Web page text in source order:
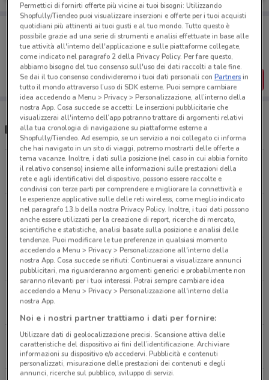
Porta DoveConviene sempre con te!
Puoi trovare le migliori offerte dei negozi vicino a te,
salvarle e creare la tua lista del risparmio, comodamente
dal tuo cellulare.
SCARICA L’APP
Negozi Foto Digital Discount nelle vicinanze
Via Giulio Romano, 20 Roma
890 m
CHIUSO
Via Gioacchino Belli, 52 Roma
3.2 km
CHIUSO
Via Salaria, 93 Roma
4.1 km
CHIUSO
Via Delle Iv Fontane, 113/A Roma
Via Panisperna, 49 Roma
5 km
Permettici di fornirti offerte più vicine ai tuoi bisogni: Utilizzando
Shopfully/Tiendeo puoi visualizzare inserzioni e offerte per i tuoi acquisti
quotidiani più attinenti ai tuoi gusti e al tuo mondo. Tutto questo è
possibile grazie ad una serie di strumenti e analisi effettuate in base alle
tue attività all'interno dell'applicazione e sulle piattaforme collegate,
come indicato nel paragrafo 2 della Privacy Policy. Per fare questo,
abbiamo bisogno del tuo consenso sull'uso dei dati raccolti a tale fine.
Se dai il tuo consenso condivideremo i tuoi dati personali conPartnersin
tutto il mondo attraverso l’uso di SDK esterne. Puoi sempre cambiare
idea accedendo a Menu > Privacy > Personalizzazione, all’interno della
nostra App. Cosa succede se accetti: Le inserzioni pubblicitarie che
visualizzerai all'interno dell’app potranno trattare di argomenti relativi
alla tua cronologia di navigazione su piattaforme esterne a
Shopfully/Tiendeo. Ad esempio, se un servizio a noi collegato ci informa
che hai navigato in un sito di viaggi, potremo mostrarti delle offerte a
tema vacanze. Inoltre, i dati sulla posizione (nel caso in cui abbia fornito
il relativo consenso) insieme alle informazioni sulle prestazioni della
rete e agli identificativi del dispositivo, possono essere raccolte e
condivisi con terze parti per comprendere e migliorare la connettività e
le esperienze applicative sulle delle reti wireless, come meglio indicato
nel paragrafo 13.b della nostra Privacy Policy. Inoltre, i tuoi dati possono
anche essere utilizzati per la creazione di report, ricerche di mercato,
scientifiche e statistiche, analisi basate sulla posizione e analisi delle
tendenze. Puoi modificare le tue preferenze in qualsiasi momento
accedendo a Menu > Privacy > Personalizzazione all'interno della
nostra App. Cosa succede se rifiuti: Continuerai a visualizzare annunci
pubblicitari, ma riguarderanno argomenti generici e probabilmente non
saranno rilevanti per i tuoi interessi. Potrai sempre cambiare idea
accedendo a Menu > Privacy > Personalizzazione all'interno della
nostra App.
Noi e i nostri partner trattiamo i dati per fornire:
Utilizzare dati di geolocalizzazione precisi. Scansione attiva delle
caratteristiche del dispositivo ai fini dell’identificazione. Archiviare
informazioni su dispositivo e/o accedervi. Pubblicità e contenuti
personalizzati, misurazione delle prestazioni dei contenuti e degli
annunci, ricerche sul pubblico, sviluppo di servizi.